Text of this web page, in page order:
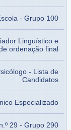
- Grupo 100
Linguístico e
ordenação final
- Lista de
Candidatos
Especializado
29 - Grupo 290